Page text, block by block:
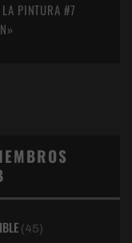
PINTURA #7
(45)